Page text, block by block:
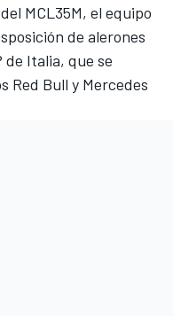
MCL35M, el equipo
de alerones
de Italia, que se
Red Bull y Mercedes